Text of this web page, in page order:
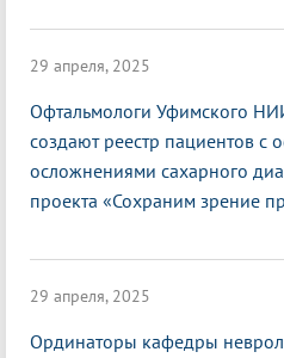
29 апреля, 2025
Офтальмологи Уфимского
создают реестр пациентов с
осложнениями сахарного
проекта «Сохраним зрение
29 апреля, 2025
Ординаторы кафедры